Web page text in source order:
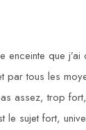
enceinte que j’ai
par tous les
assez, trop
le sujet fort,